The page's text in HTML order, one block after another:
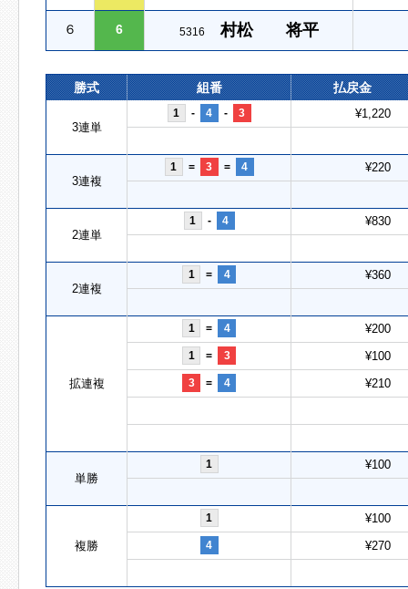
６ 6 5316 村松 将平
勝式 組番 払戻金
3連単
1 - 4 - 3 ¥1,220
3連複
1 = 3 = 4 ¥220
2連単
1 - 4 ¥830
2連複
1 = 4 ¥360
拡連複
1 = 4 ¥200
1 = 3 ¥100
3 = 4 ¥210
単勝
1 ¥100
複勝
1 ¥100
4 ¥270